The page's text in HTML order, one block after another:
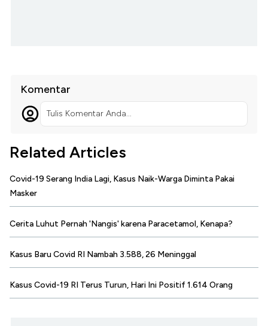
Komentar
Tulis Komentar Anda...
Related Articles
Covid-19 Serang India Lagi, Kasus Naik-Warga Diminta Pakai
Masker
Cerita Luhut Pernah 'Nangis' karena Paracetamol, Kenapa?
Kasus Baru Covid RI Nambah 3.588, 26 Meninggal
Kasus Covid-19 RI Terus Turun, Hari Ini Positif 1.614 Orang